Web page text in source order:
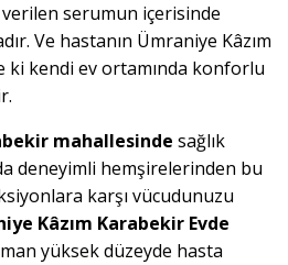
verilen serumun içerisinde
Ve hastanın Ümraniye Kâzım
ki kendi ev ortamında konforlu
mahallesinde sağlık
deneyimli hemşirelerinden bu
karşı vücudunuzu
Kâzım Karabekir Evde
yüksek düzeyde hasta